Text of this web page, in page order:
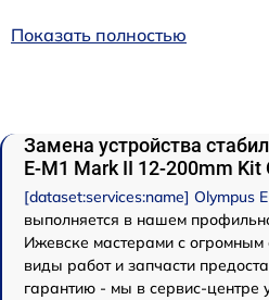
Показать полностью
Замена устройства
E‑M1 Mark II 12-200mm Kit
[dataset:services:name] Olympus
выполняется в нашем
Ижевске мастерами с огромным
виды работ и запчасти
гарантию - мы в сервис-центре